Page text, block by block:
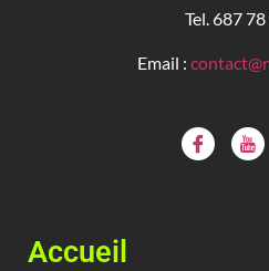
Tel. 687
Email :
Accueil